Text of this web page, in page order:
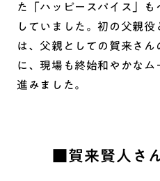
た「ハッピースパイス」
していました。初の父親
は、父親としての賀来さん
に、現場も終始和やかな
進みました。
■賀来賢人さ